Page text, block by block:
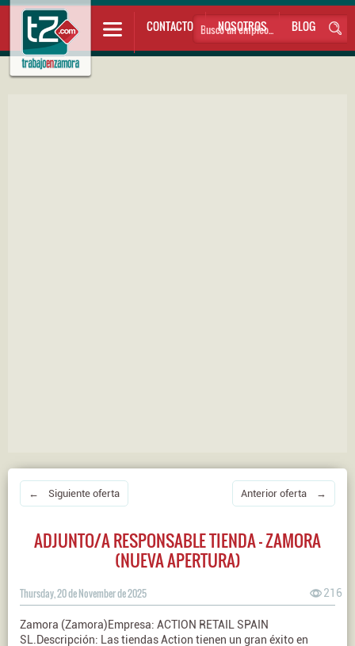
CONTACTO NOSOTROS BLOG
← Siguiente oferta Anterior oferta →
ADJUNTO/A RESPONSABLE TIENDA - ZAMORA
(NUEVA APERTURA)
Thursday, 20 de November de 2025 216
Zamora (Zamora)Empresa: ACTION RETAIL SPAIN
SL.Descripción: Las tiendas Action tienen un gran éxito en